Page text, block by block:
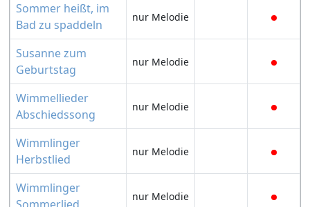
Sommer heißt, im
Bad zu spaddeln
nur Melodie
Susanne zum
Geburtstag
nur Melodie
Wimmellieder
Abschiedssong
nur Melodie
Wimmlinger
Herbstlied
nur Melodie
Wimmlinger
nur Melodie